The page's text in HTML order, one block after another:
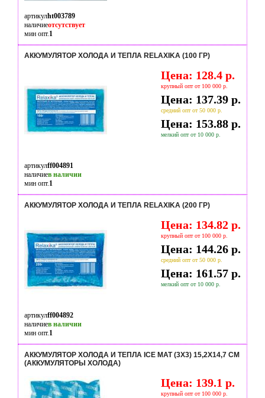
артикулht003789
наличиеотсутствует
мин опт.1
АККУМУЛЯТОР ХОЛОДА И ТЕПЛА RELAXIKA (100 ГР)
Цена: 128.4 р.
крупный опт от 100 000 р.
Цена: 137.39 р.
средний опт от 50 000 р.
Цена: 153.88 р.
мелкий опт от 10 000 р.
артикулff004891
наличиев наличии
мин опт.1
АККУМУЛЯТОР ХОЛОДА И ТЕПЛА RELAXIKA (200 ГР)
Цена: 134.82 р.
крупный опт от 100 000 р.
Цена: 144.26 р.
средний опт от 50 000 р.
Цена: 161.57 р.
мелкий опт от 10 000 р.
артикулff004892
наличиев наличии
мин опт.1
АККУМУЛЯТОР ХОЛОДА И ТЕПЛА ICE MAT (3X3) 15,2Х14,7 СМ
(АККУМУЛЯТОРЫ ХОЛОДА)
Цена: 139.1 р.
крупный опт от 100 000 р.